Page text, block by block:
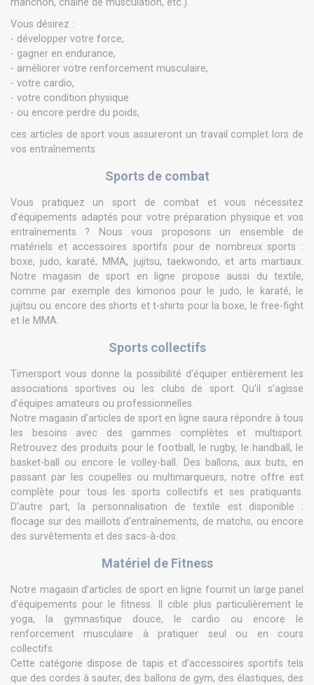
Vous désirez :
- développer votre force,
- gagner en endurance,
- améliorer votre renforcement musculaire,
- votre cardio,
- votre condition physique
- ou encore perdre du poids,
ces articles de sport vous assureront un travail complet lors de
vos entraînements.
Sports de combat
Vous pratiquez un sport de combat et vous nécessitez
d’équipements adaptés pour votre préparation physique et vos
entraînements ? Nous vous proposons un ensemble de
matériels et accessoires sportifs pour de nombreux sports :
boxe, judo, karaté, MMA, jujitsu, taekwondo, et arts martiaux.
Notre magasin de sport en ligne propose aussi du textile,
comme par exemple des kimonos pour le judo, le karaté, le
jujitsu ou encore des shorts et t-shirts pour la boxe, le free-fight
et le MMA.
Sports collectifs
Timersport vous donne la possibilité d’équiper entièrement les
associations sportives ou les clubs de sport. Qu’il s’agisse
d’équipes amateurs ou professionnelles.
Notre magasin d’articles de sport en ligne saura répondre à tous
les besoins avec des gammes complètes et multisport.
Retrouvez des produits pour le football, le rugby, le handball, le
basket-ball ou encore le volley-ball. Des ballons, aux buts, en
passant par les coupelles ou multimarqueurs, notre offre est
complète pour tous les sports collectifs et ses pratiquants.
D’autre part, la personnalisation de textile est disponible :
flocage sur des maillots d'entraînements, de matchs, ou encore
des survêtements et des sacs-à-dos.
Matériel de Fitness
Notre magasin d’articles de sport en ligne fournit un large panel
d'équipements pour le fitness. Il cible plus particulièrement le
yoga, la gymnastique douce, le cardio ou encore le
renforcement musculaire à pratiquer seul ou en cours
collectifs.
Cette catégorie dispose de tapis et d’accessoires sportifs tels
que des cordes à sauter, des ballons de gym, des élastiques, des